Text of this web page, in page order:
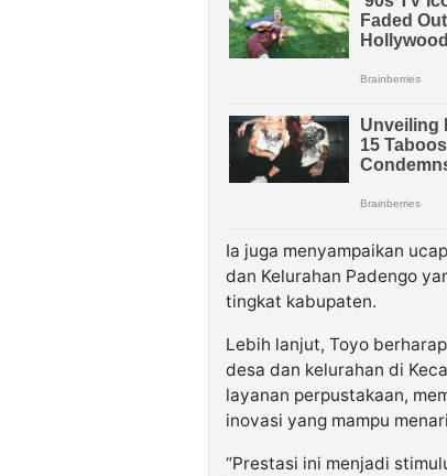
Ia juga menyampaikan
dan Kelurahan Padengo
tingkat kabupaten.
Lebih lanjut, Toyo
desa dan kelurahan di
layanan perpustakaan,
inovasi yang mampu
“Prestasi ini menjadi